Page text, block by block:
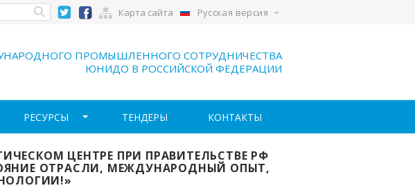
Карта сайта Русская версия
ПРОМЫШЛЕННОГО СОТРУДНИЧЕСТВА
ЮНИДО В РОССИЙСКОЙ ФЕДЕРАЦИИ
РЕСУРСЫ ТЕНДЕРЫ КОНТАКТЫ
ЦЕНТРЕ ПРИ ПРАВИТЕЛЬСТВЕ РФ
ОТРАСЛИ, МЕЖДУНАРОДНЫЙ ОПЫТ,